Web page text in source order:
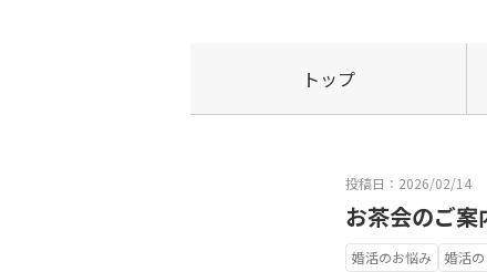
トップ
投稿日：2026/02/14
お茶会のご案
婚活のお悩み 婚活